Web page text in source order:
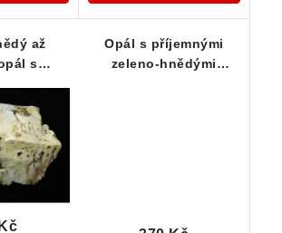
až
s
Opál s příjemnými
zeleno-hnědými